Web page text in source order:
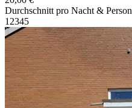
Durchschnitt pro Nacht & Person
1 2345